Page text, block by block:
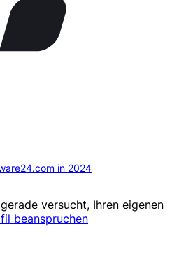
in 2024
versucht, Ihren eigenen
beanspruchen